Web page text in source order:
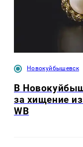
Новокуйбышевск
В
за хищение
WB